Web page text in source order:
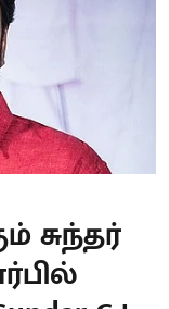
சுந்தர்